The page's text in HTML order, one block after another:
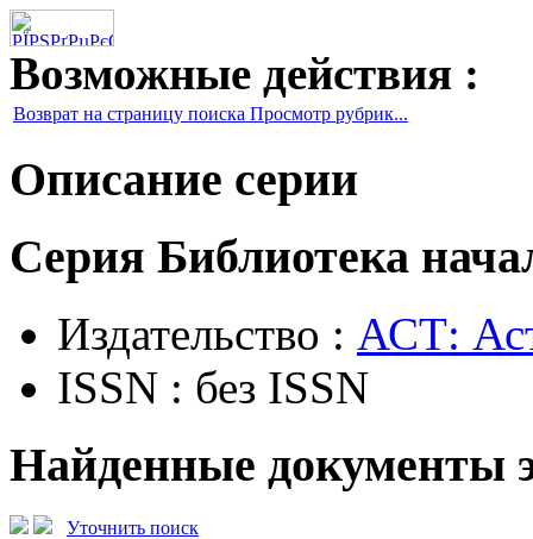
Возможные действия :
Возврат на страницу поиска Просмотр рубрик...
Описание серии
Серия Библиотека
Издательство : АСТ:
ISSN : без ISSN
Найденные документы
Уточнить поиск